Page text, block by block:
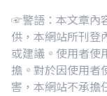
☞警語：本文章內
供，本網站所刊登
或建議。使用者使
擔。對於因使用者
害，本網站不承擔